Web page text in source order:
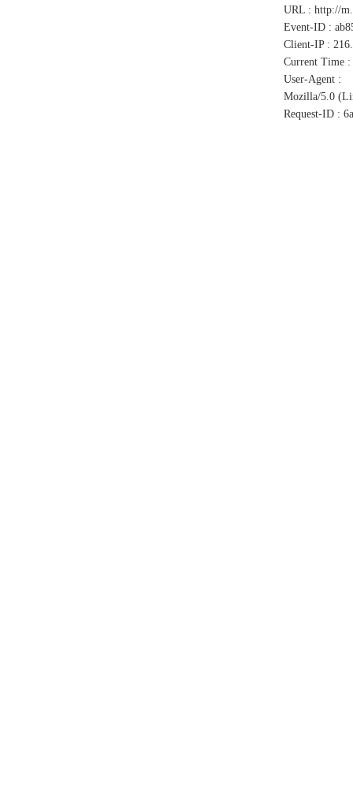
URL : http://
Event-ID :
Client-IP :
Current Time :
User-Agent :
Mozilla/5.0
Request-ID :